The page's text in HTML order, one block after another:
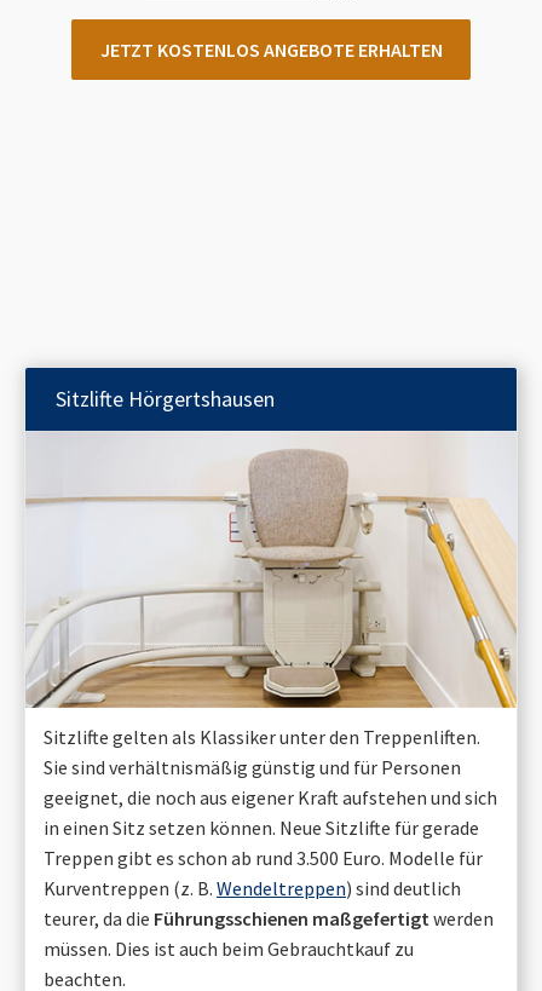
JETZT KOSTENLOS ANGEBOTE ERHALTEN
Sitzlifte Hörgertshausen
Sitzlifte gelten als Klassiker unter den Treppenliften.
Sie sind verhältnismäßig günstig und für Personen
geeignet, die noch aus eigener Kraft aufstehen und sich
in einen Sitz setzen können. Neue Sitzlifte für gerade
Treppen gibt es schon ab rund 3.500 Euro. Modelle für
Kurventreppen (z. B. Wendeltreppen) sind deutlich
teurer, da die Führungsschienen maßgefertigt werden
müssen. Dies ist auch beim Gebrauchtkauf zu
beachten.